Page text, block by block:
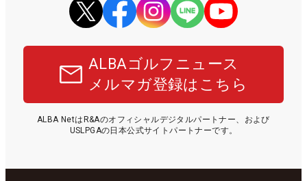
ALBAゴルフニュース
メルマガ登録はこちら
ALBA NetはR&Aのオフィシャルデジタルパートナー、および
USLPGAの日本公式サイトパートナーです。